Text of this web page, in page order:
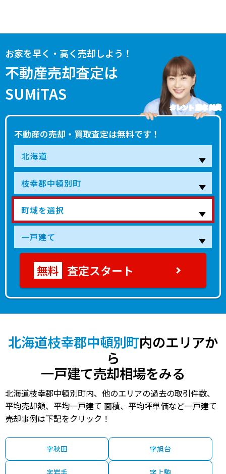
お家を早く・高く売却しよう！
不動産売却査定は
SUMiTAS
不動産の売却・買取査定は無料です！
タレント 藤本 美貴
査定スタート
北海道枝幸郡中頓別町内のエリアか
ら
一戸建て売却相場をみる
北海道枝幸郡中頓別町内、他のエリアの過去の取引件数、
平均売却額、平均一戸建て 面積、平均坪単価など一戸建て
売却事例は下記をクリック！
字秋田 字旭台
字岩手 字上駒